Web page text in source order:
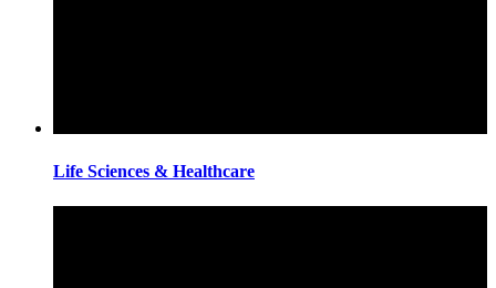
Life Sciences & Healthcare